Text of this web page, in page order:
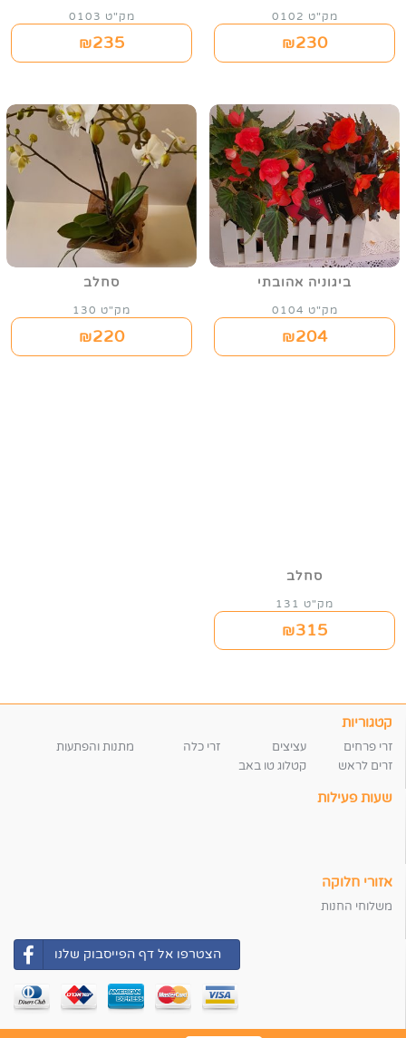
מק"ט 0102
₪230
מק"ט 0103
₪235
ביגוניה אהובתי
מק"ט 0104
₪204
סחלב
מק"ט 130
₪220
סחלב
מק"ט 131
₪315
קטגוריות
זרי פרחים עציצים זרי כלה
מתנות והפתעות
זרים לראש
קטלוג טו באב
שעות פעילות
אזורי חלוקה
משלוחי החנות
הצטרפו אל דף הפייסבוק שלנו